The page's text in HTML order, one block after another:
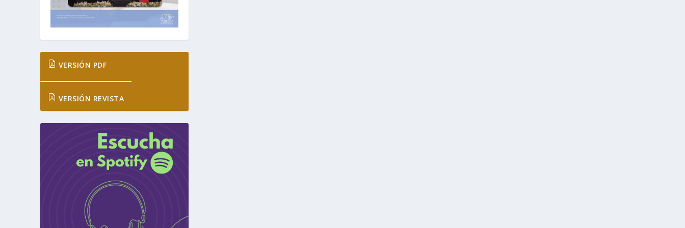
VERSIÓN PDF
VERSIÓN REVISTA